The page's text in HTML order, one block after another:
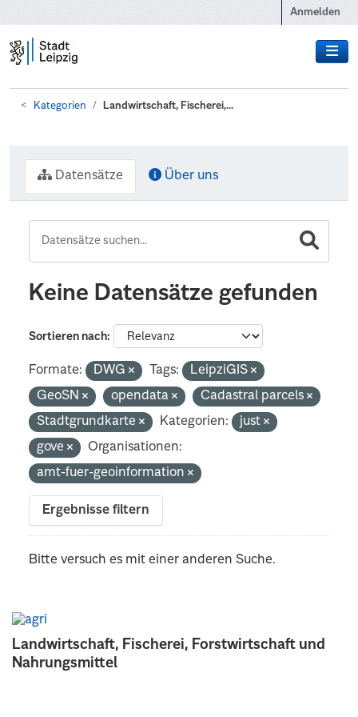
Anmelden
Kategorien Landwirtschaft, Fischerei,...
Landwirtschaft, Fischerei, Forstwirtschaft und
Nahrungsmittel
Datensätze Über uns
Keine Datensätze gefunden
Sortieren nach
Formate: DWG Tags:
LeipziGIS
GeoSN
opendata
Cadastral parcels
Stadtgrundkarte
Kategorien:
just
gove
Organisationen:
amt-fuer-geoinformation
Ergebnisse filtern
Bitte versuch es mit einer anderen Suche.